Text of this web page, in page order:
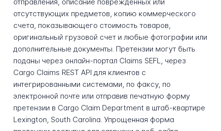
отсутствующих предметов, копию коммерческого
счета, показывающего стоимость товаров,
оригинальный грузовой счет и любые фотографии или
дополнительные документы. Претензии могут быть
поданы через онлайн-портал Claims SEFL, через
Cargo Claims REST API для клиентов с
интегрированными системами, по факсу, по
электронной почте или отправив печатную форму
претензии в Cargo Claim Department в штаб-квартире
Lexington, South Carolina. Упрощенная форма